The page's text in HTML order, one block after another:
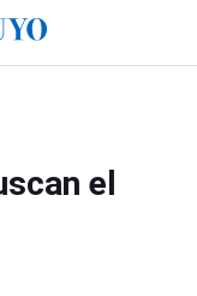
el